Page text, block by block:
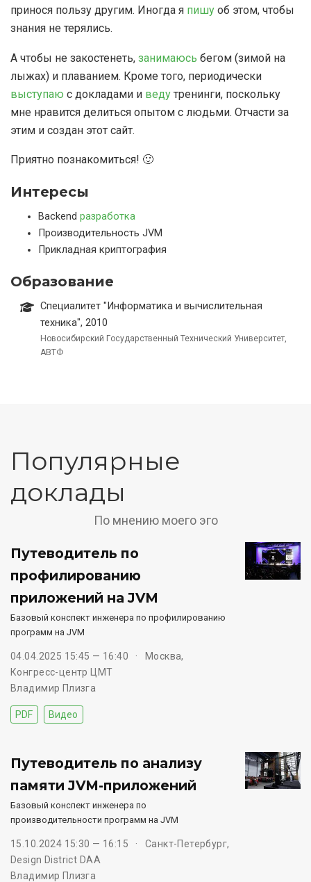
принося пользу другим. Иногда я пишу об этом, чтобы
знания не терялись.
А чтобы не закостенеть, занимаюсь бегом (зимой на
лыжах) и плаванием. Кроме того, периодически
выступаю с докладами и ведутренинги, поскольку
мне нравится делиться опытом с людьми. Отчасти за
этим и создан этот сайт.
Приятно познакомиться! 🙂
Интересы
Backend разработка
Производительность JVM
Прикладная криптография
Образование
Специалитет "Информатика и вычислительная
техника", 2010
Новосибирский Государственный Технический Университет,
АВТФ
Популярные
доклады
По мнению моего эго
Путеводитель по
профилированию
приложений на JVM
Базовый конспект инженера по профилированию
программ на JVM
04.04.2025 15:45 — 16:40
Москва,
Конгресс-центр ЦМТ
Владимир Плизга
PDF Видео
Путеводитель по анализу
памяти JVM-приложений
Базовый конспект инженера по
производительности программ на JVM
15.10.2024 15:30 — 16:15
Санкт-Петербург,
Design District DAA
Владимир Плизга